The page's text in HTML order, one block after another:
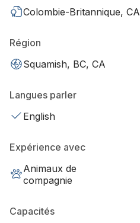
Colombie-Britannique, CA
Région
Squamish, BC, CA
Langues parler
English
Expérience avec
Animaux de
compagnie
Capacités